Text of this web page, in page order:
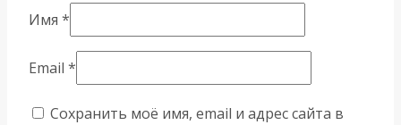
Имя *
Email *
Сохранить моё имя, email и адрес сайта в